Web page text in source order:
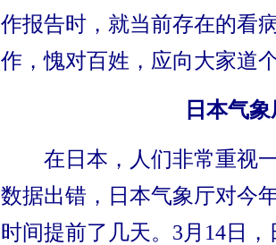
作报告时，就当前存在的看
作，愧对百姓，应向大家道
日本气
在日本，人们非常重视一
数据出错，日本气象厅对今
时间提前了几天。3月14日